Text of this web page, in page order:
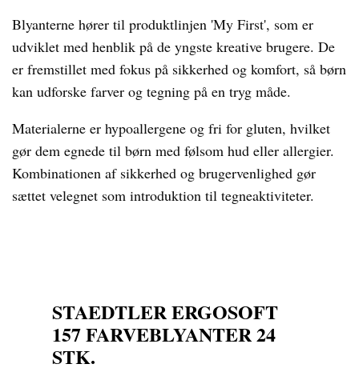
Blyanterne hører til produktlinjen 'My First', som er
udviklet med henblik på de yngste kreative brugere. De
er fremstillet med fokus på sikkerhed og komfort, så børn
kan udforske farver og tegning på en tryg måde.
Materialerne er hypoallergene og fri for gluten, hvilket
gør dem egnede til børn med følsom hud eller allergier.
Kombinationen af sikkerhed og brugervenlighed gør
sættet velegnet som introduktion til tegneaktiviteter.
STAEDTLER ERGOSOFT
157 FARVEBLYANTER 24
STK.